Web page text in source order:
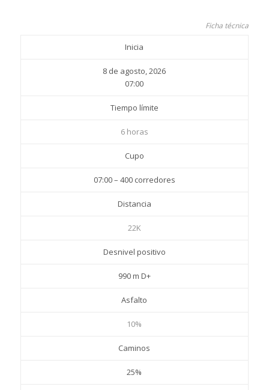
Ficha técnica
Inicia
8 de agosto, 2026
07:00
Tiempo límite
6 horas
Cupo
07:00 – 400 corredores
Distancia
22K
Desnivel positivo
990 m D+
Asfalto
10%
Caminos
25%